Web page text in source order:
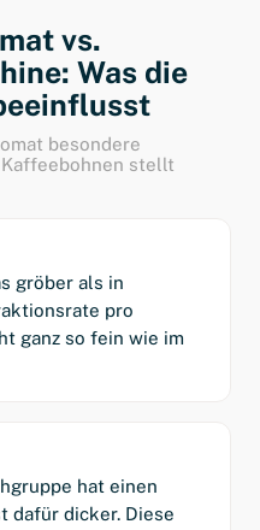
vs.
Was die
besondere
stellt
gröber als in
pro
ganz so fein wie im
hat einen
dafür dicker. Diese